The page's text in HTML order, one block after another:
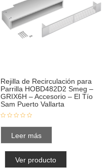
Rejilla de Recirculación para
Parrilla HOBD482D2 Smeg –
GRIX6H – Accesorio – El Tío
Sam Puerto Vallarta
Leer más
Ver producto